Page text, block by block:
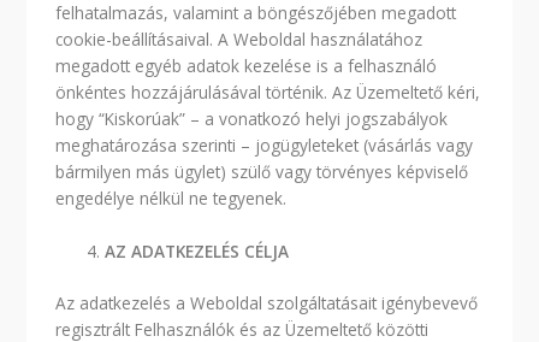
felhatalmazás, valamint a böngészőjében megadott
cookie-beállításaival. A Weboldal használatához
megadott egyéb adatok kezelése is a felhasználó
önkéntes hozzájárulásával történik. Az Üzemeltető kéri,
hogy “Kiskorúak” – a vonatkozó helyi jogszabályok
meghatározása szerinti – jogügyleteket (vásárlás vagy
bármilyen más ügylet) szülő vagy törvényes képviselő
engedélye nélkül ne tegyenek.
AZ ADATKEZELÉS CÉLJA
Az adatkezelés a Weboldal szolgáltatásait igénybevevő
regisztrált Felhasználók és az Üzemeltető közötti